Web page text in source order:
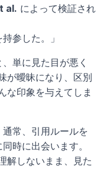
al. によって検証され
持参した。」
単に見た目が悪く
が曖昧になり、区別
な印象を与えてしま
常、引用ルールを
時に出会います。
解しないまま、見た